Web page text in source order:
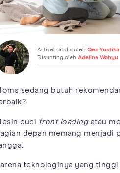
Artikel ditulis oleh Gea Yustika
Disunting oleh Adeline Wahyu
sedang butuh
cuci front loadingatau
depan memang menjadi
teknologinya yang